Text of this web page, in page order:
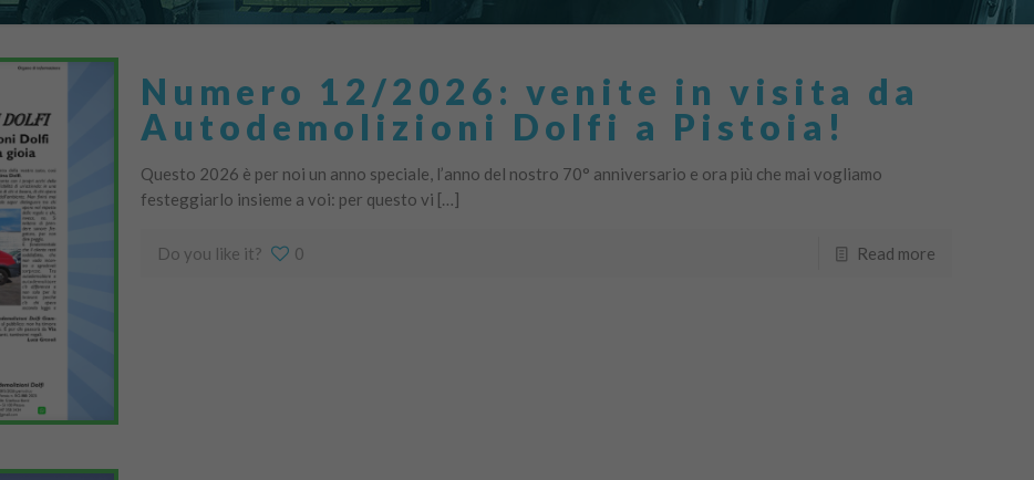
Numero 12/2026: venite in visita da
Autodemolizioni Dolfi a Pistoia!
Questo 2026 è per noi un anno speciale, l’anno del nostro 70° anniversario e ora più che mai vogliamo
festeggiarlo insieme a voi: per questo vi […]
Do you like it? 0 Read more